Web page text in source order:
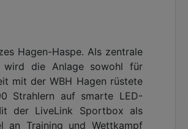
Hagen-Haspe. Als zentrale
wird die Anlage sowohl für
mit der WBH Hagen rüstete
Strahlern auf smarte LED-
der LiveLink Sportbox als
an Training und Wettkampf